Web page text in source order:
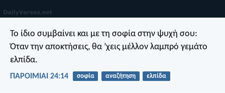
Το ίδιο συμβαίνει και με τη σοφία στην ψυχή σου:
Όταν την αποκτήσεις, θα ’χεις μέλλον λαμπρό γεμάτο
ελπίδα.
ΠΑΡΟΙΜΙΑΙ 24:14 σοφία αναζήτηση ελπίδα